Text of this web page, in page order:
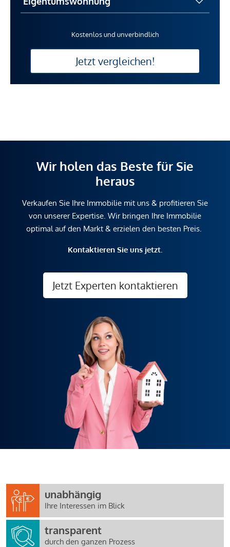
Kostenlos und unverbindlich
Jetzt vergleichen!
Wir holen das Beste für Sie
heraus
Verkaufen Sie Ihre Immobilie mit uns & profitieren Sie
von unserer Expertise. Wir bringen Ihre Immobilie
optimal auf den Markt & erzielen den besten Preis.
Kontaktieren Sie uns jetzt.
Jetzt Experten kontaktieren
unabhängig
Ihre Interessen im Blick
transparent
durch den ganzen Prozess